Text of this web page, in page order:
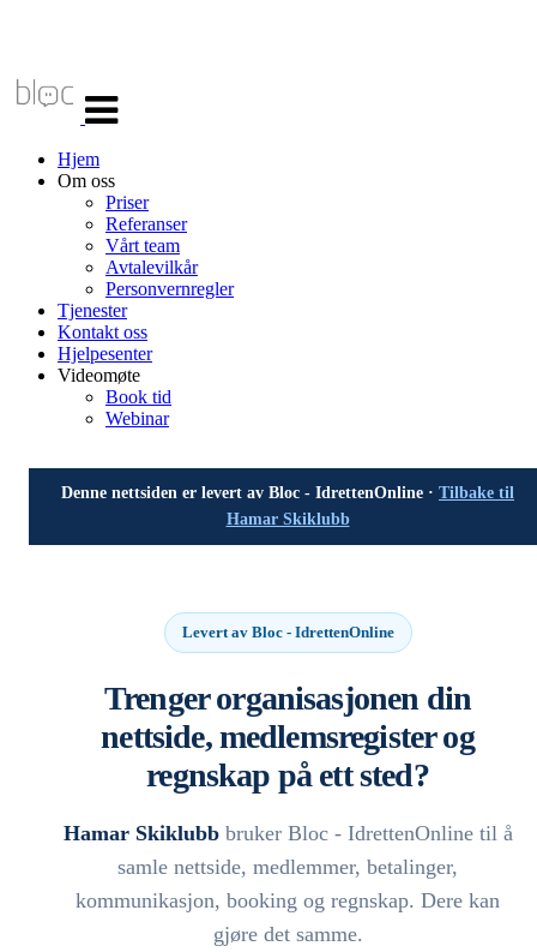
navigasjon
Hjem
Om oss
Priser
Referanser
Vårt team
Avtalevilkår
Personvernregler
Tjenester
Kontakt oss
Hjelpesenter
Videomøte
Book tid
Webinar
Denne nettsiden er levert av Bloc - IdrettenOnline · Tilbake til
Hamar Skiklubb
Levert av Bloc - IdrettenOnline
Trenger organisasjonen din
nettside, medlemsregister og
regnskap på ett sted?
Hamar Skiklubbbruker Bloc - IdrettenOnline til å
samle nettside, medlemmer, betalinger,
kommunikasjon, booking og regnskap. Dere kan
gjøre det samme.